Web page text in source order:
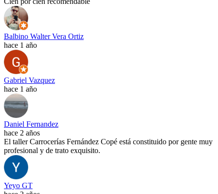
Balbino Walter Vera Ortiz
hace 1 año
Gabriel Vazquez
hace 1 año
Daniel Fernandez
hace 2 años
El taller Carrocerías Fernández Copé está constituido por gente muy
profesional y de trato exquisito.
Yeyo GT